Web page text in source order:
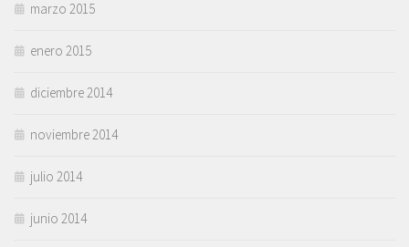
marzo 2015
enero 2015
diciembre 2014
noviembre 2014
julio 2014
junio 2014